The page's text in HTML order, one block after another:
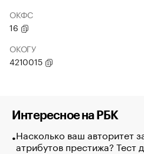
ОКФС
16
ОКОГУ
4210015
Интересное на РБК
Насколько ваш авторитет
атрибутов престижа? Тест